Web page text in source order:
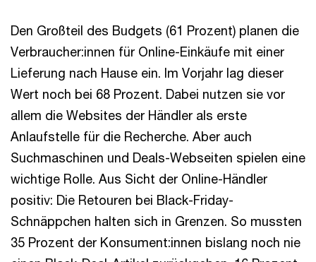
Den Großteil des Budgets (61 Prozent) planen die
Verbraucher:innen für Online-Einkäufe mit einer
Lieferung nach Hause ein. Im Vorjahr lag dieser
Wert noch bei 68 Prozent. Dabei nutzen sie vor
allem die Websites der Händler als erste
Anlaufstelle für die Recherche. Aber auch
Suchmaschinen und Deals-Webseiten spielen eine
wichtige Rolle. Aus Sicht der Online-Händler
positiv: Die Retouren bei Black-Friday-
Schnäppchen halten sich in Grenzen. So mussten
35 Prozent der Konsument:innen bislang noch nie